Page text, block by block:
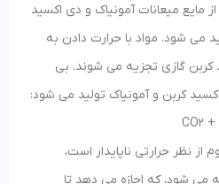
مایع میعانات آمونیاک و دی اکسید
می شود. مواد با حرارت دادن به
کربن گازی تجزیه می شوند. بی
کربن و آمونیاک تولید می شود:
CO2
از نظر حرارتی ناپایدار است،
شود، که اجازه می دهد تا